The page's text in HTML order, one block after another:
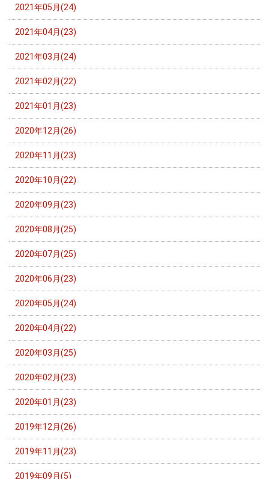
2021年05月(24)
2021年04月(23)
2021年03月(24)
2021年02月(22)
2021年01月(23)
2020年12月(26)
2020年11月(23)
2020年10月(22)
2020年09月(23)
2020年08月(25)
2020年07月(25)
2020年06月(23)
2020年05月(24)
2020年04月(22)
2020年03月(25)
2020年02月(23)
2020年01月(23)
2019年12月(26)
2019年11月(23)
2019年09月(5)